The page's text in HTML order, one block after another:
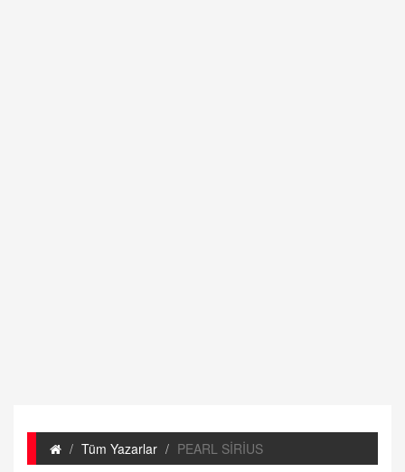
Tüm Yazarlar PEARL SİRİUS